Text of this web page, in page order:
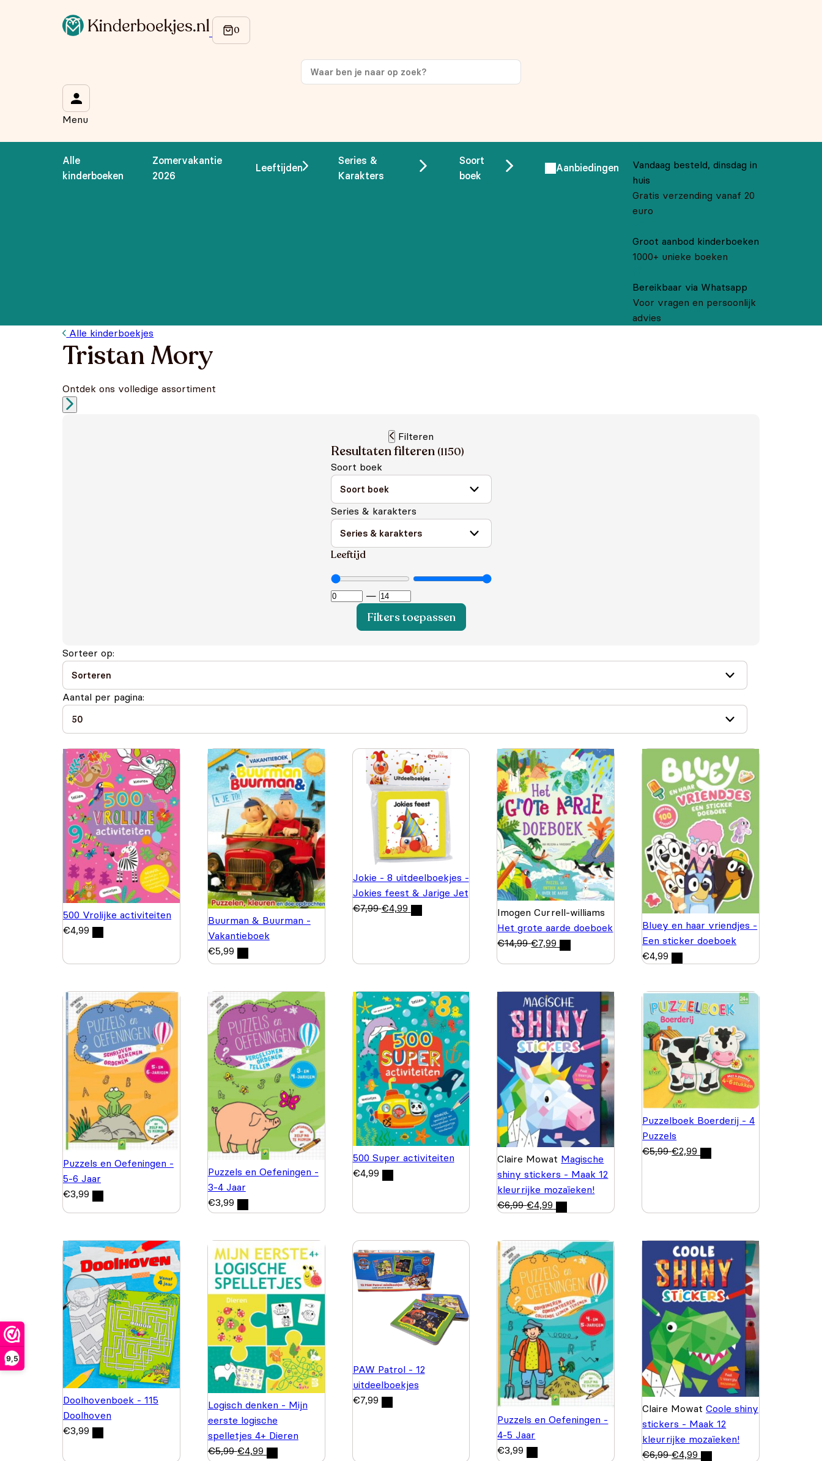
9,5
Menu
Alle
kinderboeken
Zomervakantie
2026
Leeftijden
Series &
Karakters
Soort
boek
Aanbiedingen
Vandaag besteld, dinsdag in
huis
Gratis verzending vanaf 20
euro
Groot aanbod kinderboeken
1000+ unieke boeken
Bereikbaar via Whatsapp
Voor vragen en persoonlijk
advies
Alle kinderboekjes
Tristan Mory
Ontdek ons volledige assortiment
Filteren
Resultaten filteren (1150)
Soort boek
Series & karakters
Leeftijd
—
Filters toepassen
Sorteer op:
Aantal per pagina:
500 Vrolijke activiteiten
€4,99
Buurman & Buurman -
Vakantieboek
€5,99
Jokie - 8 uitdeelboekjes -
Jokies feest & Jarige Jet
€7,99 €4,99
Imogen Currell-williams
Het grote aarde doeboek
€14,99 €7,99
Bluey en haar vriendjes -
Een sticker doeboek
€4,99
Puzzels en Oefeningen -
5-6 Jaar
€3,99
Puzzels en Oefeningen -
3-4 Jaar
€3,99
500 Super activiteiten
€4,99
Claire Mowat Magische
shiny stickers - Maak 12
kleurrijke mozaïeken!
€6,99 €4,99
Puzzelboek Boerderij - 4
Puzzels
€5,99 €2,99
Doolhovenboek - 115
Doolhoven
€3,99
Logisch denken - Mijn
eerste logische
spelletjes 4+ Dieren
€5,99 €4,99
PAW Patrol - 12
uitdeelboekjes
€7,99
Puzzels en Oefeningen -
4-5 Jaar
€3,99
Claire MowatCoole shiny
stickers - Maak 12
kleurrijke mozaïeken!
€6,99 €4,99